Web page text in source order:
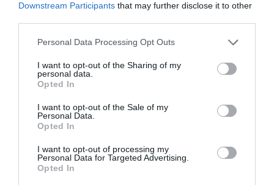
Downstream Participants that may further disclose it to other
Personal Data Processing Opt Outs
I want to opt-out of the Sharing of my
personal data.
Opted In
I want to opt-out of the Sale of my
Personal Data.
Opted In
I want to opt-out of processing my
Personal Data for Targeted Advertising.
Opted In
Jaa artikkeli:
F
a
c
b
o
o
k
M
ss
n
g
er
X
W
h
A
p
C
o
Li
k
S
h
ar